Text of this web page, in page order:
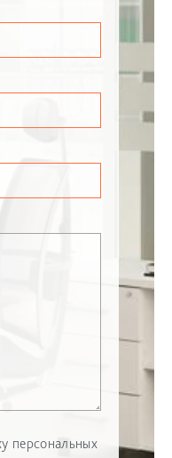
персональных